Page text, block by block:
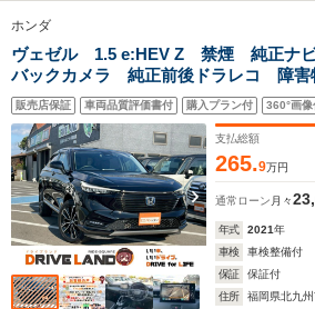
ホンダ
ヴェゼル 1.5 e:HEV Z 禁煙 純正ナ
バックカメラ 純正前後ドラレコ 障
ワーバックドア レーダークルーズ ス
ター ETC2.0 シートヒーター BSM
販売店保証 車両品質評価書付 購入プラン付 360°画像
支払総額
265.9万円
通常ローン 月々
年式 2021年
車検
車検整備付
保証
保証付
住所
福岡県北九